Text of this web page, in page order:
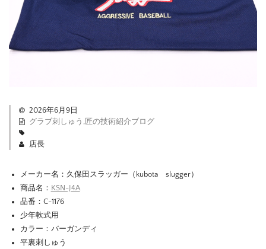
2026年6月9日
グラブ刺しゅう , 匠の技術紹介ブログ
店長
メーカー名：久保田スラッガー（kubota slugger）
商品名： KSN-J4A
品番：C-1176
少年軟式用
カラー：バーガンディ
平裏刺しゅう